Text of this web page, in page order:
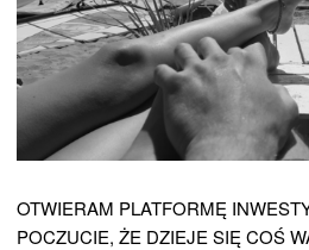
OTWIERAM PLATFORMĘ
POCZUCIE, ŻE DZIEJE SIĘ COŚ